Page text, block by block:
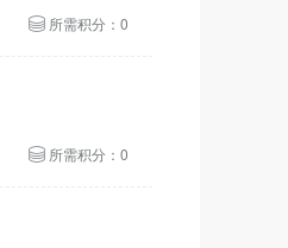
所需积分：0
所需积分：0